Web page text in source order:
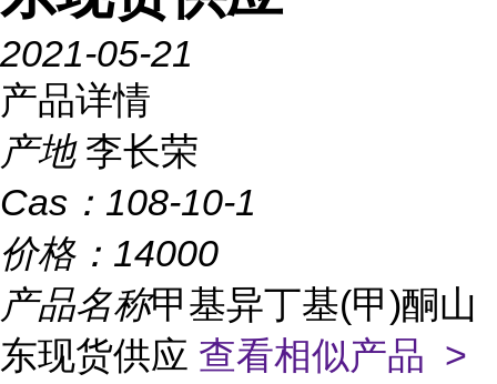
2021-05-21
产品详情
产地 李长荣
Cas： 108-10-1
价格： 14000
产品名称甲基异丁基(甲)酮山
东现货供应 查看相似产品 >